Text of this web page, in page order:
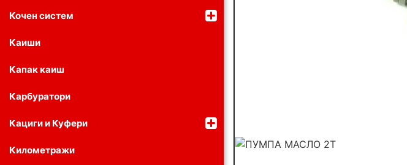
Кочен систем
Каиши
Капак каиш
Карбуратори
Кациги и Куфери
Километражи